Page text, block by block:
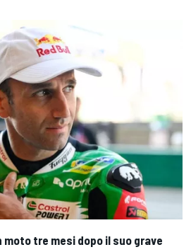
moto tre mesi dopo il suo grave